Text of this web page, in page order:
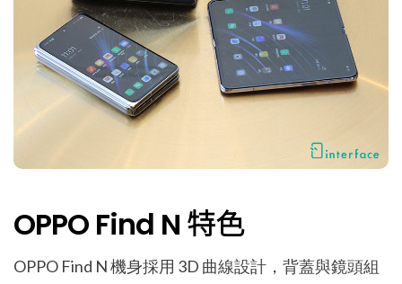
OPPO Find N 特色
OPPO Find N 機身採用 3D 曲線設計，背蓋與鏡頭組